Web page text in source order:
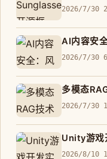
2026/7/30
AI内容安
2026/7/30
多模态
2026/7/30
Unity游戏
2026/8/10